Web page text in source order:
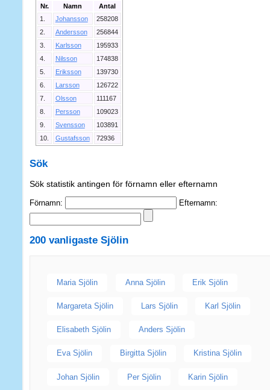
Nr.
Namn
Antal
1.
Johansson
258208
2.
Andersson
256844
3.
Karlsson
195933
4.
Nilsson
174838
5.
Eriksson
139730
6.
Larsson
126722
7.
Olsson
111167
8.
Persson
109023
9.
Svensson
103891
10.
Gustafsson 72936
Sök
Sök statistik antingen för förnamn eller efternamn
Förnamn: Efternamn:
200 vanligaste Sjölin
Maria Sjölin Anna Sjölin Erik Sjölin
Margareta Sjölin Lars Sjölin Karl Sjölin
Elisabeth Sjölin Anders Sjölin
Eva Sjölin Birgitta Sjölin Kristina Sjölin
Johan Sjölin Per Sjölin Karin Sjölin